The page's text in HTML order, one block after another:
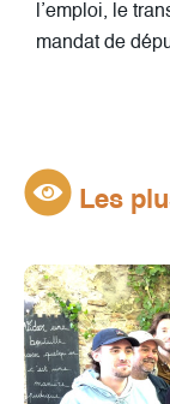
l’emploi, le
mandat de
Les